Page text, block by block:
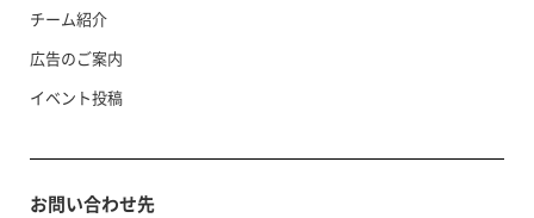
チーム紹介
広告のご案内
イベント投稿
お問い合わせ先